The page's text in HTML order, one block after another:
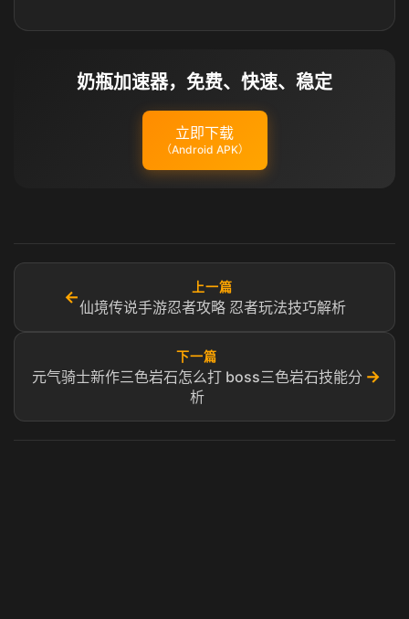
奶瓶加速器，免费、快速、稳定
立即下载
（Android APK）
←
上一篇
仙境传说手游忍者攻略 忍者玩法技巧解析
下一篇
元气骑士新作三色岩石怎么打 boss三色岩石技能分
析
→